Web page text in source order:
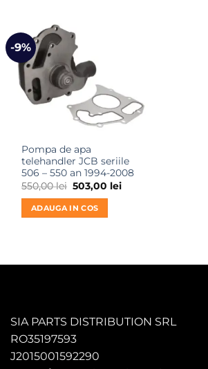
-9%
Pompa de apa
telehandler JCB seriile
506 – 550 an 1994-2008
550,00lei Prețul
inițial
a
fost:
550,00 lei.
503,00 leiPrețul
ADAUGA IN COS
SIA PARTS DISTRIBUTION SRL
RO35197593
J2015001592290